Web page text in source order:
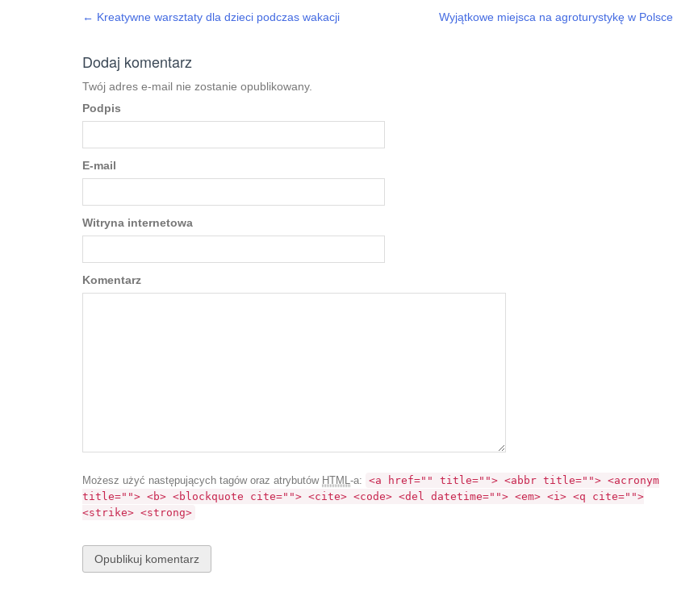
← Kreatywne warsztaty dla dzieci podczas wakacji Wyjątkowe miejsca na agroturystykę w Polsce
Dodaj komentarz
Twój adres e-mail nie zostanie opublikowany.
Podpis
E-mail
Witryna internetowa
Komentarz
Możesz użyć następujących tagów oraz atrybutów HTML-a: <a href="" title=""> <abbr title=""> <acronym
title=""> <b> <blockquote cite=""> <cite> <code> <del datetime=""> <em> <i> <q cite="">
<strike> <strong>